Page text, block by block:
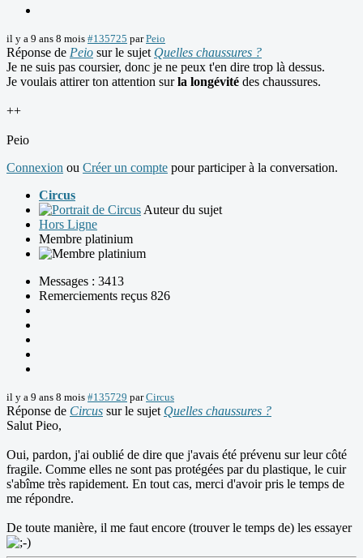
il y a 9 ans 8 mois #135725 parPeio
Réponse de Peio sur le sujet Quelles chaussures ?
Je ne suis pas coursier, donc je ne peux t'en dire trop là dessus.
Je voulais attirer ton attention surla longévité des chaussures.
++
Peio
Connexion ou Créer un compte pour participer à la conversation.
Circus
Auteur du sujet
Hors Ligne
Membre platinium
Messages : 3413
Remerciements reçus 826
il y a 9 ans 8 mois #135729 parCircus
Réponse de Circus sur le sujet Quelles chaussures ?
Salut Pieo,
Oui, pardon, j'ai oublié de dire que j'avais été prévenu sur leur côté
fragile. Comme elles ne sont pas protégées par du plastique, le cuir
s'abîme très rapidement. En tout cas, merci d'avoir pris le temps de
me répondre.
De toute manière, il me faut encore (trouver le temps de) les essayer